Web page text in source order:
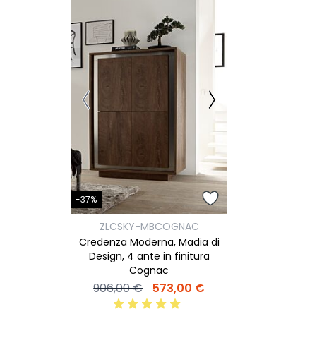
-37%
ZLCSKY-MBCOGNAC
Credenza Moderna, Madia di
Design, 4 ante in finitura
Cognac
906,00 € 573,00 €